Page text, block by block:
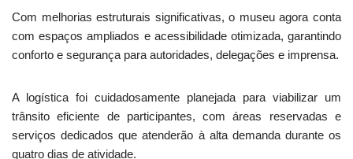
Com melhorias estruturais significativas, o museu agora conta
com espaços ampliados e acessibilidade otimizada, garantindo
conforto e segurança para autoridades, delegações e imprensa.
A logística foi cuidadosamente planejada para viabilizar um
trânsito eficiente de participantes, com áreas reservadas e
serviços dedicados que atenderão à alta demanda durante os
quatro dias de atividade.